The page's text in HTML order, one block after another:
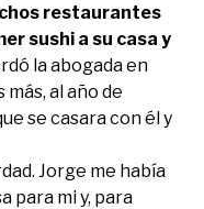
restaurantes
sushi a su casa y
la abogada en
al año de
se casara con él y
Jorge me había
para mi y, para